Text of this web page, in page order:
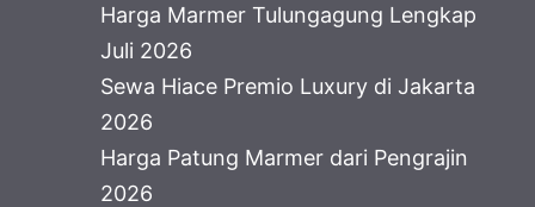
Harga Marmer Tulungagung Lengkap
Juli 2026
Sewa Hiace Premio Luxury di Jakarta
2026
Harga Patung Marmer dari Pengrajin
2026